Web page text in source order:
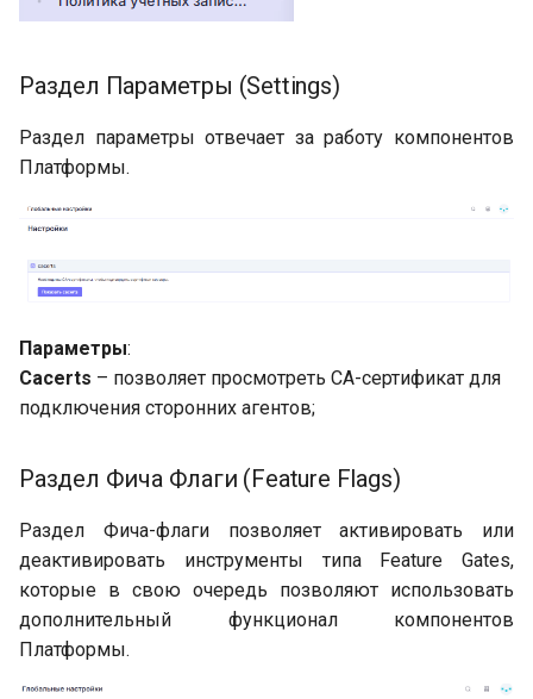
Раздел Параметры (Settings)
Раздел параметры отвечает за работу компонентов
Платформы.
Параметры:
Cacerts – позволяет просмотреть CA-сертификат для
подключения сторонних агентов;
Раздел Фича Флаги (Feature Flags)
Раздел Фича-флаги позволяет активировать или
деактивировать инструменты типа Feature Gates,
которые в свою очередь позволяют использовать
дополнительный функционал компонентов
Платформы.